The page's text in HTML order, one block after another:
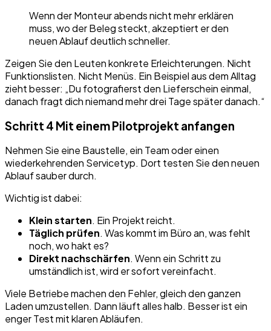
Wenn der Monteur abends nicht mehr erklären
muss, wo der Beleg steckt, akzeptiert er den
neuen Ablauf deutlich schneller.
Zeigen Sie den Leuten konkrete Erleichterungen. Nicht
Funktionslisten. Nicht Menüs. Ein Beispiel aus dem Alltag
zieht besser: „Du fotografierst den Lieferschein einmal,
danach fragt dich niemand mehr drei Tage später danach.“
Schritt 4 Mit einem Pilotprojekt anfangen
Nehmen Sie eine Baustelle, ein Team oder einen
wiederkehrenden Servicetyp. Dort testen Sie den neuen
Ablauf sauber durch.
Wichtig ist dabei:
Klein starten. Ein Projekt reicht.
Täglich prüfen. Was kommt im Büro an, was fehlt
noch, wo hakt es?
Direkt nachschärfen. Wenn ein Schritt zu
umständlich ist, wird er sofort vereinfacht.
Viele Betriebe machen den Fehler, gleich den ganzen
Laden umzustellen. Dann läuft alles halb. Besser ist ein
enger Test mit klaren Abläufen.